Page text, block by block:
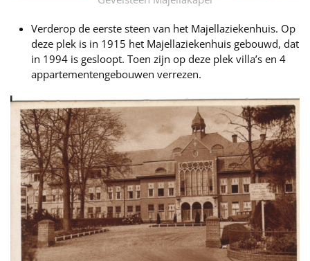
Verderop de eerste steen van het Majellaziekenhuis. Op
deze plek is in 1915 het Majellaziekenhuis gebouwd, dat
in 1994 is gesloopt. Toen zijn op deze plek villa’s en 4
appartementengebouwen verrezen.